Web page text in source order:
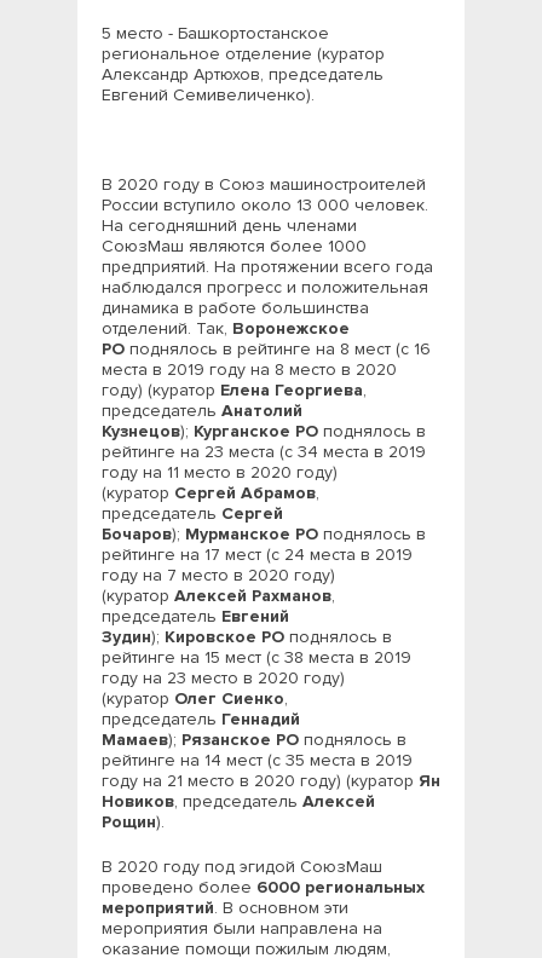
5 место - Башкортостанское
региональное отделение (куратор
Александр Артюхов, председатель
Евгений Семивеличенко).
В 2020 году в Союз машиностроителей
России вступило около 13 000 человек.
На сегодняшний день членами
СоюзМаш являются более 1000
предприятий. На протяжении всего года
наблюдался прогресс и положительная
динамика в работе большинства
отделений. Так, Воронежское
РО поднялось в рейтинге на 8 мест (с 16
места в 2019 году на 8 место в 2020
году) (куратор Елена Георгиева,
председатель Анатолий
Кузнецов); Курганское РО поднялось в
рейтинге на 23 места (с 34 места в 2019
году на 11 место в 2020 году)
(куратор Сергей Абрамов,
председатель Сергей
Бочаров); Мурманское РО поднялось в
рейтинге на 17 мест (с 24 места в 2019
году на 7 место в 2020 году)
(куратор Алексей Рахманов,
председатель Евгений
Зудин); Кировское РО поднялось в
рейтинге на 15 мест (с 38 места в 2019
году на 23 место в 2020 году)
(куратор Олег Сиенко,
председатель Геннадий
Мамаев); Рязанское РО поднялось в
рейтинге на 14 мест (с 35 места в 2019
году на 21 место в 2020 году) (куратор Ян
Новиков, председатель Алексей
Рощин).
В 2020 году под эгидой СоюзМаш
проведено более 6000 региональных
мероприятий. В основном эти
мероприятия были направлена на
оказание помощи пожилым людям,